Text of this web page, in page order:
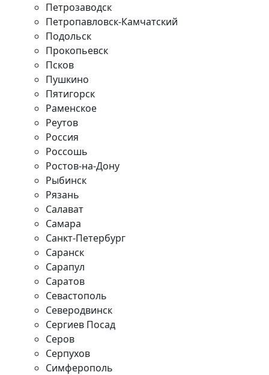
Петрозаводск
Петропавловск-Камчатский
Подольск
Прокопьевск
Псков
Пушкино
Пятигорск
Раменское
Реутов
Россия
Россошь
Ростов-на-Дону
Рыбинск
Рязань
Салават
Самара
Санкт-Петербург
Саранск
Сарапул
Саратов
Севастополь
Северодвинск
Сергиев Посад
Серов
Серпухов
Симферополь